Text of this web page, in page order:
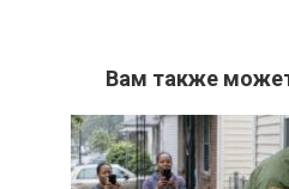
Вам также